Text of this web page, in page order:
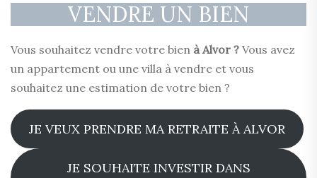
VENDRE UN BIEN
Vous souhaitez vendre votre bien àAlvor ? Vous avez
un appartement ou une villa à vendre et vous
souhaitez une estimation de votre bien ?
JE VEUX PRENDRE MA RETRAITE À ALVOR
JE SOUHAITE INVESTIR DANS